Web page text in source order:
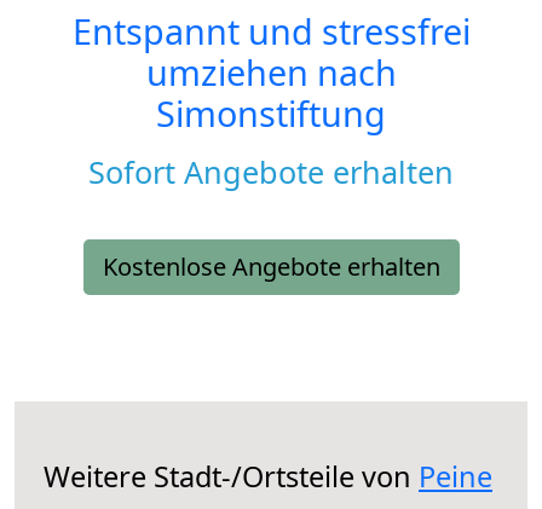
Entspannt und stressfrei
umziehen nach
Simonstiftung
Sofort Angebote erhalten
Kostenlose Angebote erhalten
Weitere Stadt-/Ortsteile von Peine